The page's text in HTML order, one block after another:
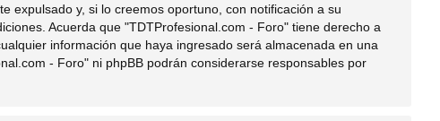
expulsado y, si lo creemos oportuno, con notificación a su
Acuerda que "TDTProfesional.com - Foro" tiene derecho a
información que haya ingresado será almacenada en una
- Foro" ni phpBB podrán considerarse responsables por